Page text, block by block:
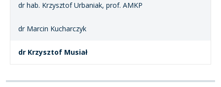
dr hab. Krzysztof Urbaniak, prof. AMKP
dr Marcin Kucharczyk
dr Krzysztof Musiał